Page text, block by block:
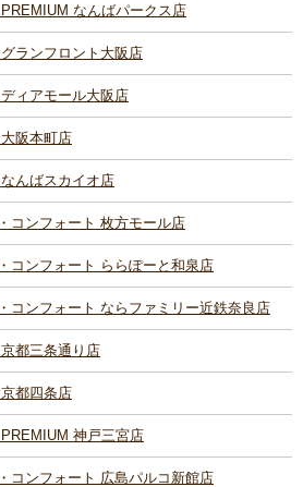
なんばパークス店
ランフロント大阪店
ィアモール大阪店
阪本町店
んばスカイオ店
コンフォート 枚方モール店
コンフォート ららぽーと和泉店
コンフォート ならファミリー近鉄奈良店
都三条通り店
都四条店
神戸三宮店
コンフォート 広島パルコ新館店